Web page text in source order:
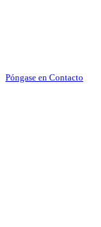
Póngase en Contacto